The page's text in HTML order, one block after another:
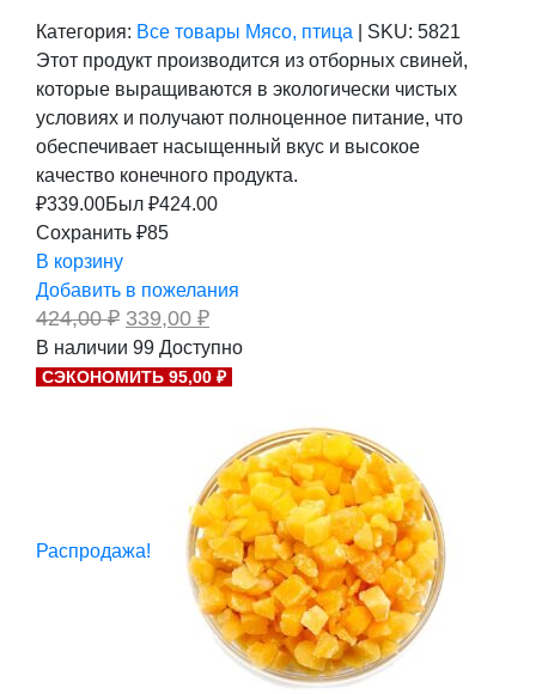
Категория: Все товары Мясо, птица SKU: 5821
Этот продукт производится из отборных свиней,
которые выращиваются в экологически чистых
условиях и получают полноценное питание, что
обеспечивает насыщенный вкус и высокое
качество конечного продукта.
₽339.00Был ₽424.00
Сохранить ₽85
В корзину
Добавить в пожелания
424,00₽ Первоначальная
цена
составляла
424,00 ₽.
339,00 ₽Текущая
цена:
339,00 ₽.
В наличии 99 Доступно
СЭКОНОМИТЬ 95,00 ₽
Распродажа!